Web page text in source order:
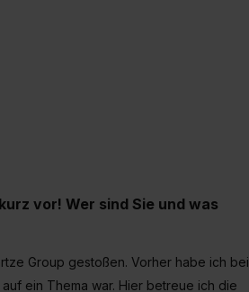
vor! Wer sind Sie und was
Group gestoßen. Vorher habe ich bei
ein Thema war. Hier betreue ich die